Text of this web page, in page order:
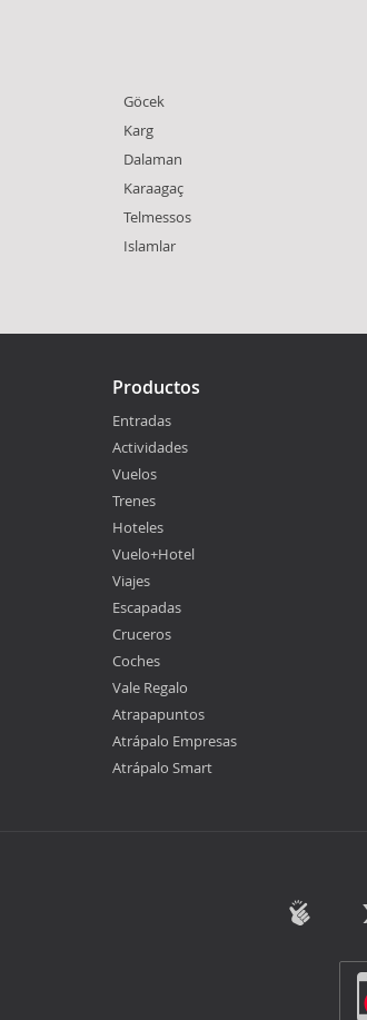
Göcek
Karg
Dalaman
Karaagaç
Telmessos
Islamlar
Productos
Entradas
Actividades
Vuelos
Trenes
Hoteles
Vuelo+Hotel
Viajes
Escapadas
Cruceros
Coches
Vale Regalo
Atrapapuntos
Atrápalo Empresas
Atrápalo Smart